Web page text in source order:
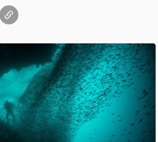
inscreva-se
e concordo com os Termos de Uso e